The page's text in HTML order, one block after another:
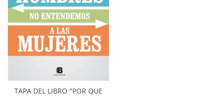
TAPA DEL LIBRO "POR QUE